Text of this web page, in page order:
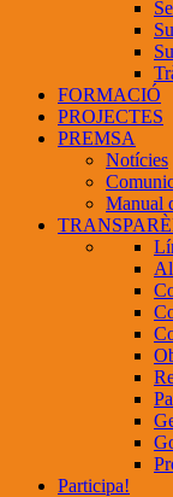
FORMACIÓ
PROJECTES
PREMSA
Notícies
Manual
Participa!